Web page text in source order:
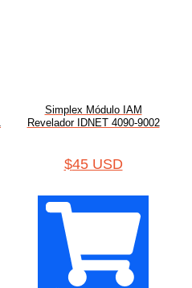
Simplex Módulo IAM
Revelador IDNET 4090-9002
$45 USD